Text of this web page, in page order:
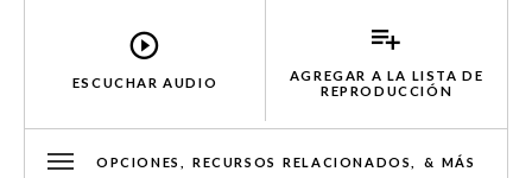
ESCUCHAR AUDIO
AGREGAR A LA LISTA DE
REPRODUCCIÓN
OPCIONES, RECURSOS RELACIONADOS, & MÁS